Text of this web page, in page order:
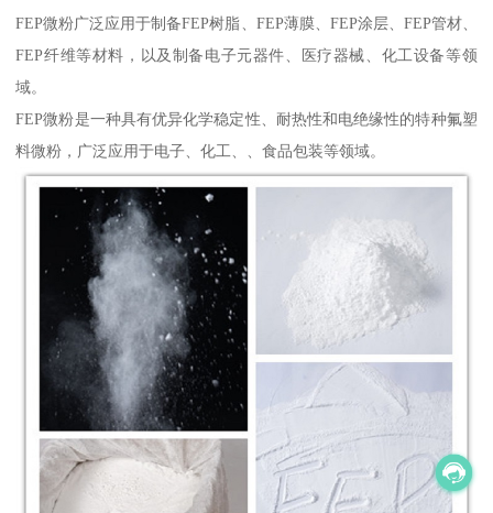
FEP微粉广泛应用于制备FEP树脂、FEP薄膜、FEP涂层、FEP管材、
FEP纤维等材料，以及制备电子元器件、医疗器械、化工设备等领
域。
FEP微粉是一种具有优异化学稳定性、耐热性和电绝缘性的特种氟塑
料微粉，广泛应用于电子、化工、、食品包装等领域。